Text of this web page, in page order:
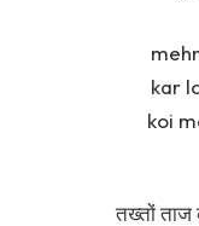
kar
koi
तख्तों ताज